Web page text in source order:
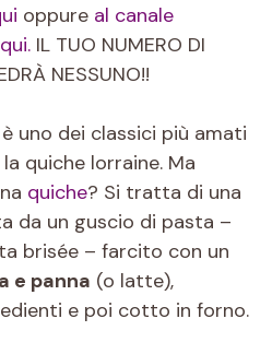
oppure al canale
IL TUO NUMERO DI
NESSUNO!!
uno dei classici più amati
quiche lorraine. Ma
quiche? Si tratta di una
da un guscio di pasta –
brisée – farcito con un
e panna (o latte),
e poi cotto in forno.